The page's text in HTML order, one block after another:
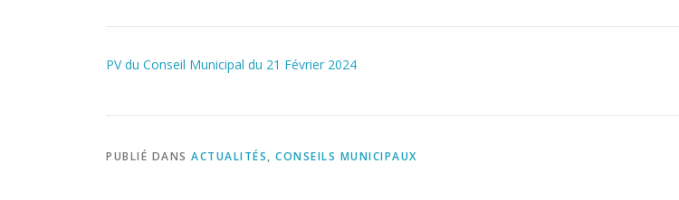
PV du Conseil Municipal du 21 Février 2024
PUBLIÉ DANS ACTUALITÉS, CONSEILS MUNICIPAUX